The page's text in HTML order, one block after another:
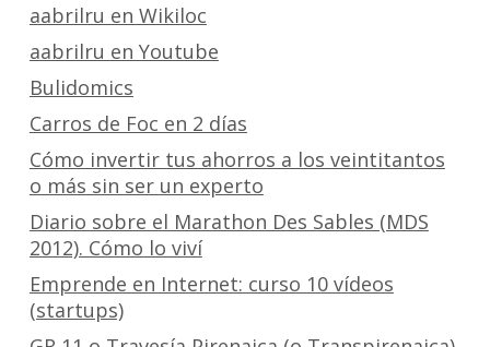
aabrilru en Wikiloc
aabrilru en Youtube
Bulidomics
Carros de Foc en 2 días
Cómo invertir tus ahorros a los veintitantos
o más sin ser un experto
Diario sobre el Marathon Des Sables (MDS
2012). Cómo lo viví
Emprende en Internet: curso 10 vídeos
(startups)